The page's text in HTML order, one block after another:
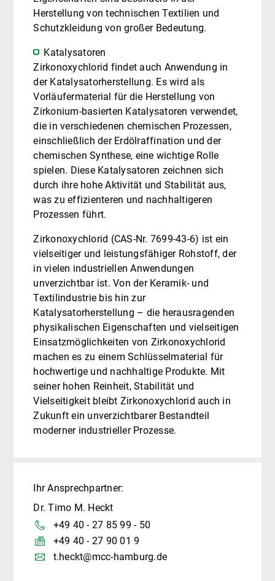
Herstellung von technischen Textilien und
Schutzkleidung von großer Bedeutung.
Katalysatoren
Zirkonoxychlorid findet auch Anwendung in
der Katalysatorherstellung. Es wird als
Vorläufermaterial für die Herstellung von
Zirkonium-basierten Katalysatoren verwendet,
die in verschiedenen chemischen Prozessen,
einschließlich der Erdölraffination und der
chemischen Synthese, eine wichtige Rolle
spielen. Diese Katalysatoren zeichnen sich
durch ihre hohe Aktivität und Stabilität aus,
was zu effizienteren und nachhaltigeren
Prozessen führt.
Zirkonoxychlorid (CAS-Nr. 7699-43-6) ist ein
vielseitiger und leistungsfähiger Rohstoff, der
in vielen industriellen Anwendungen
unverzichtbar ist. Von der Keramik- und
Textilindustrie bis hin zur
Katalysatorherstellung – die herausragenden
physikalischen Eigenschaften und vielseitigen
Einsatzmöglichkeiten von Zirkonoxychlorid
machen es zu einem Schlüsselmaterial für
hochwertige und nachhaltige Produkte. Mit
seiner hohen Reinheit, Stabilität und
Vielseitigkeit bleibt Zirkonoxychlorid auch in
Zukunft ein unverzichtbarer Bestandteil
moderner industrieller Prozesse.
Ihr Ansprechpartner:
Dr. Timo M. Heckt
+49 40 - 27 85 99 - 50
+49 40 - 27 90 01 9
t.heckt@mcc-hamburg.de